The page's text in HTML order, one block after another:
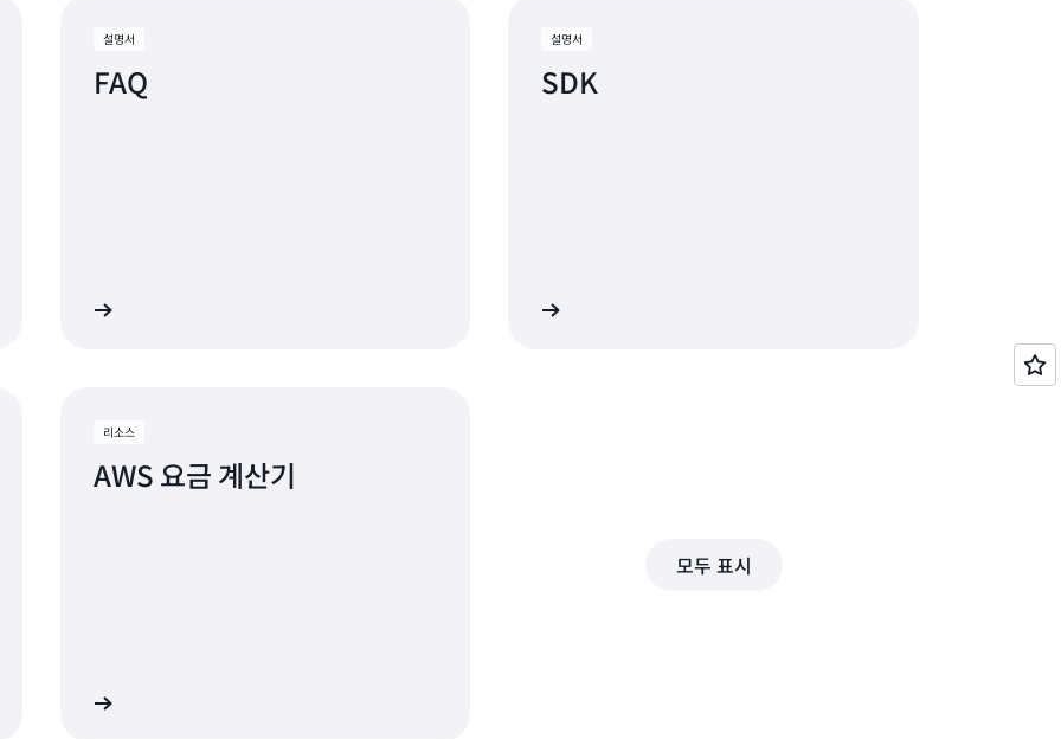
설명서
FAQ
설명서
SDK
리소스
AWS 요금 계산기
모두 표시